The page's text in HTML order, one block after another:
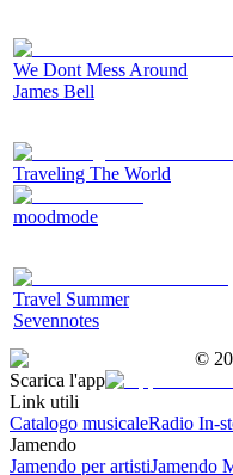
We Dont Mess Around
James Bell
Traveling The World
moodmode
Travel Summer
Sevennotes
©
Scarica l'app
Link utili
Catalogo musicaleRadio In-
Jamendo
Jamendo per artistiJamendo